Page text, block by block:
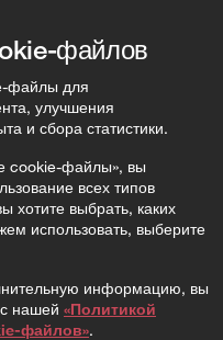
Поиск
файлов
файлы для
улучшения
и сбора статистики.
cookie-файлы», вы
всех типов
хотите выбрать, каких
использовать, выберите
информацию, вы
нашей «Политикой
файлов».